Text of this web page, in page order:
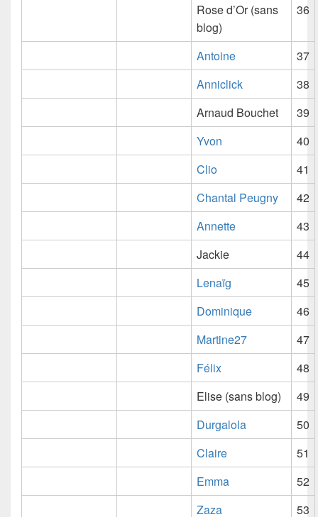
Rose d’Or (sans
blog)
36
Antoine
37
Anniclick
38
Arnaud Bouchet
39
Yvon
40
Clio
41
Chantal Peugny
42
Annette
43
Jackie
44
Lenaïg
45
Dominique
46
Martine27
47
Félix
48
Elise (sans blog)
49
Durgalola
50
Claire
51
Emma
52
Zaza
53